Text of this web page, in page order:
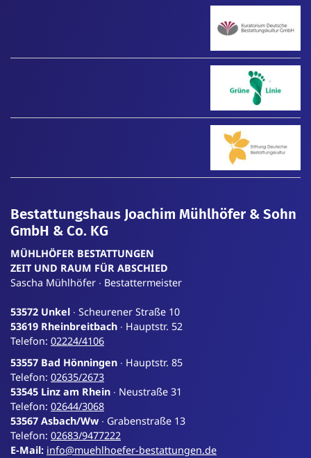
Bestattungshaus Joachim Mühlhöfer & Sohn
GmbH & Co. KG
MÜHLHÖFER BESTATTUNGEN
ZEIT UND RAUM FÜR ABSCHIED
Sascha Mühlhöfer ∙ Bestattermeister
53572 Unkel ∙ Scheurener Straße 10
53619 Rheinbreitbach ∙ Hauptstr. 52
Telefon: 02224/4106
53557 Bad Hönningen ∙ Hauptstr. 85
Telefon: 02635/2673
53545 Linz am Rhein ∙ Neustraße 31
Telefon: 02644/3068
53567 Asbach/Ww ∙ Grabenstraße 13
Telefon: 02683/9477222
E-Mail: info@muehlhoefer-bestattungen.de